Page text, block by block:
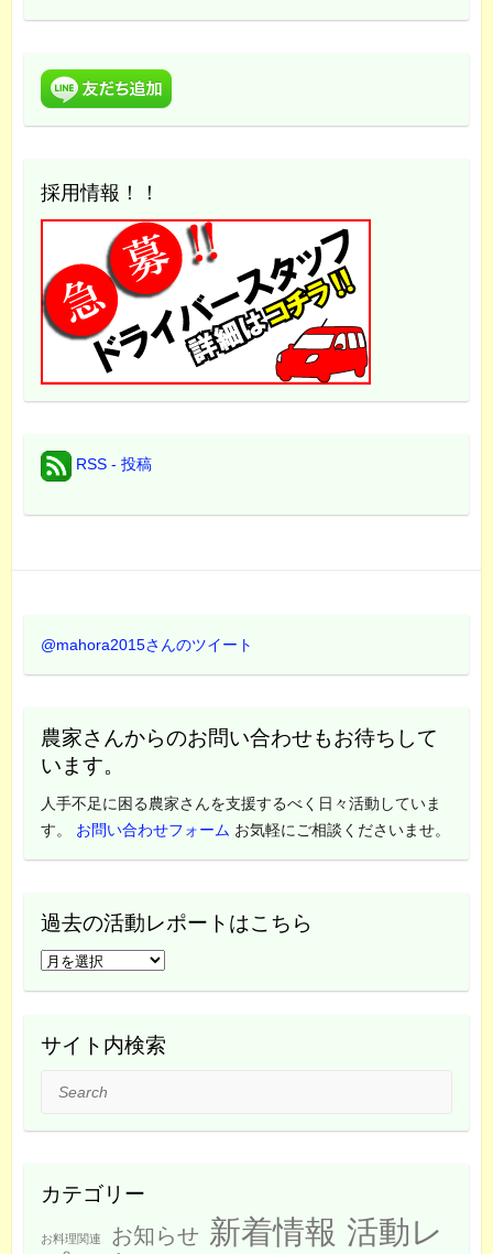
採用情報！！
RSS - 投稿
@mahora2015さんのツイート
農家さんからのお問い合わせもお待ちして
います。
人手不足に困る農家さんを支援するべく日々活動していま
す。 お問い合わせフォーム お気軽にご相談くださいませ。
過去の活動レポートはこちら
過
去
活
は
サイト内検索
Search
カテゴリー
お料理関連 お知らせ 新着情報 活動レ